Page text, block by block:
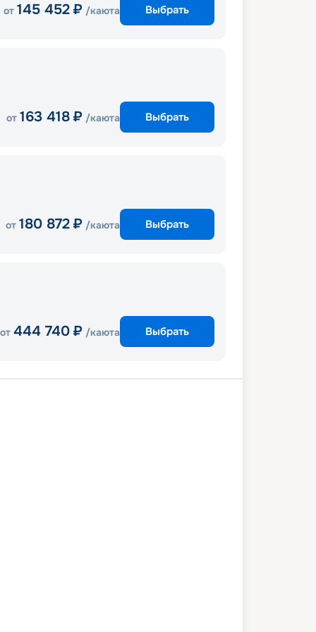
от 145 452 ₽ /каюта Выбрать
от 163 418 ₽ /каюта Выбрать
от 180 872 ₽ /каюта Выбрать
от 444 740 ₽ /каюта Выбрать